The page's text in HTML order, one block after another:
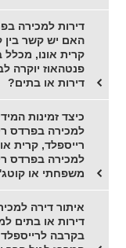
דירות למכירה
האם יש קשר בין
קרית אונו, מכלל
פנטהאוז יוקרה
דירות או בתים?
כיצד זמינות
למכירה בפרדס
רייספלד, קרית
למכירה בפרדס
משפחתי או
איתור דירה
דירות או בתים
בקרבה